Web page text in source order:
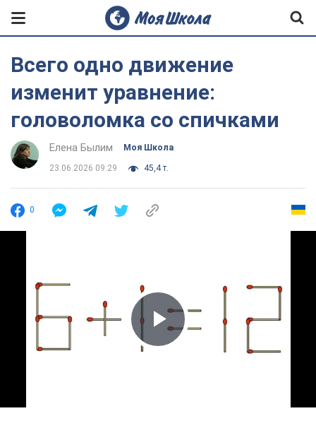
Всего одно движение
изменит уравнение:
головоломка со спичками
Елена Былим Моя Школа
23.06.2026 09:29 45,4 т.
0
Play Video